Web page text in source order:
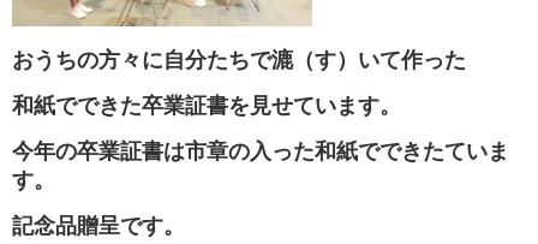
おうちの方々に自分たちで漉（す）いて作った
和紙でできた卒業証書を見せています。
今年の卒業証書は市章の入った和紙でできたていま
す。
記念品贈呈です。